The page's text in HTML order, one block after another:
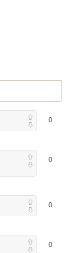
0
0
0
0